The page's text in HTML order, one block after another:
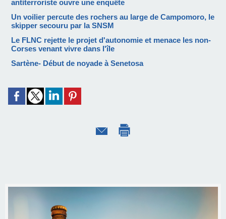
antiterroriste ouvre une enquête
Un voilier percute des rochers au large de Campomoro, le
skipper secouru par la SNSM
Le FLNC rejette le projet d'autonomie et menace les non-
Corses venant vivre dans l'île
Sartène- Début de noyade à Senetosa